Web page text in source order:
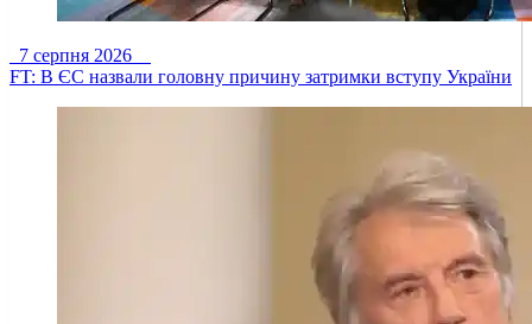
7 серпня 2026
FT: В ЄС назвали головну причину затримки вступу України